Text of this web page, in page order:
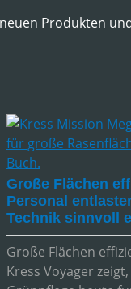
Produkten
Große Flächen
Personal
Technik sinnvoll
Große Flächen
Kress Voyager